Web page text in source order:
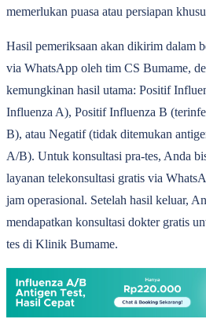
memerlukan puasa atau persiapan
Hasil pemeriksaan akan dikirim dalam
via WhatsApp oleh tim CS Bumame,
kemungkinan hasil utama: Positif
Influenza A), Positif Influenza B
B), atau Negatif (tidak ditemukan
A/B). Untuk konsultasi pra-tes, Anda
layanan telekonsultasi gratis via
jam operasional. Setelah hasil keluar,
mendapatkan konsultasi dokter gratis
tes di Klinik Bumame.